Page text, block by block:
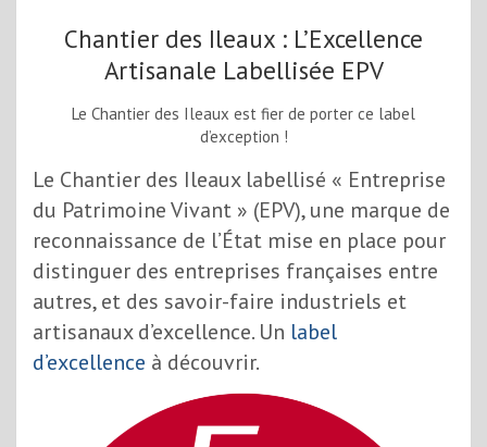
Chantier des Ileaux : L’Excellence
Artisanale Labellisée EPV
Le Chantier des Ileaux est fier de porter ce label
d’exception !
Le Chantier des Ileaux labellisé « Entreprise
du Patrimoine Vivant » (EPV), une marque de
reconnaissance de l’État mise en place pour
distinguer des entreprises françaises entre
autres, et des savoir-faire industriels et
artisanaux d’excellence. Un label
d’excellence à découvrir.